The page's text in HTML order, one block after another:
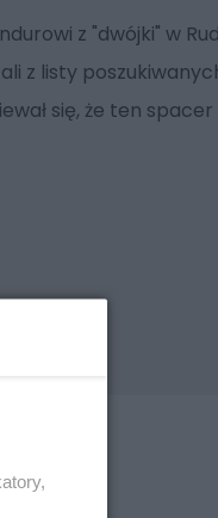
z "dwójki" w
z listy
się, że ten